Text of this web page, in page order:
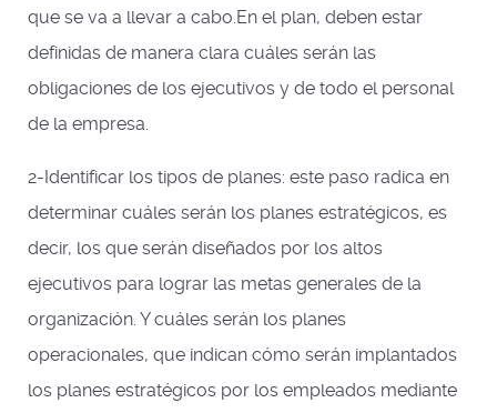
que se va a llevar a cabo.En el plan, deben estar
definidas de manera clara cuáles serán las
obligaciones de los ejecutivos y de todo el personal
de la empresa.
2-Identificar los tipos de planes: este paso radica en
determinar cuáles serán los planes estratégicos, es
decir, los que serán diseñados por los altos
ejecutivos para lograr las metas generales de la
organización. Y cuáles serán los planes
operacionales, que indican cómo serán implantados
los planes estratégicos por los empleados mediante